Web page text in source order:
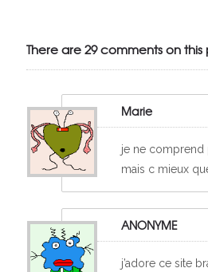
There are 29 comments on this
Marie
je ne comprend
mais c mieux
ANONYME
j’adore ce site